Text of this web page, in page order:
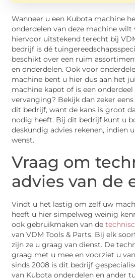
Wanneer u een Kubota machine
onderdelen van deze machine wilt
hiervoor uitstekend terecht bij
bedrijf is dé
beschikt over een ruim
en onderdelen. Ook voor
machine bent u hier dus aan het
machine kapot of is een
vervanging? Bekijk dan zeker
dit bedrijf, want de kans is groot
nodig heeft. Bij dit bedrijf kunt u
deskundig advies rekenen, indien
wenst.
Vraag om
advies van de
Vindt u het lastig om zelf uw
heeft u hier simpelweg weinig
ook gebruikmaken van de
van VDM Tools & Parts. Bij elk
zijn ze u graag van dienst. De
graag met u mee en voorziet u
sinds 2008 is dit bedrijf
van Kubota onderdelen en ander